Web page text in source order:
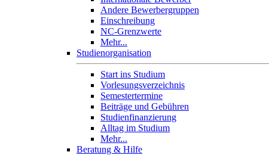
Andere Bewerbergruppen
Einschreibung
NC-Grenzwerte
Mehr...
Studienorganisation
Start ins Studium
Vorlesungsverzeichnis
Semestertermine
Beiträge und Gebühren
Studienfinanzierung
Alltag im Studium
Mehr...
Beratung & Hilfe